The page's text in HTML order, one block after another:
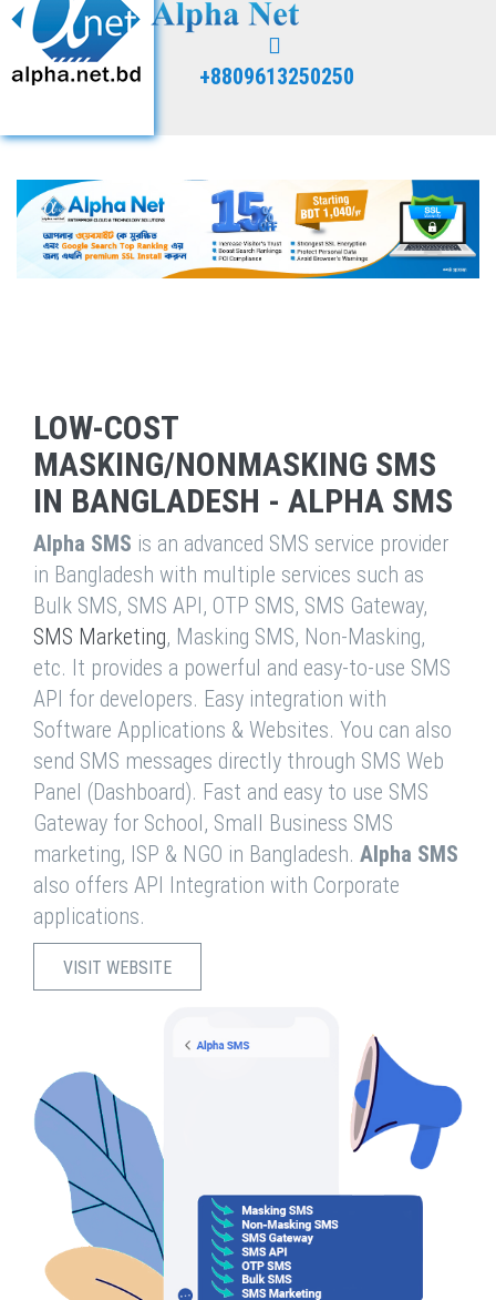
+8809613250250
LOW-COST
MASKING/NONMASKING SMS
IN BANGLADESH - ALPHA SMS
Alpha SMS is an advanced SMS service provider
in Bangladesh with multiple services such as
Bulk SMS, SMS API, OTP SMS, SMS Gateway,
SMS Marketing, Masking SMS, Non-Masking,
etc. It provides a powerful and easy-to-use SMS
API for developers. Easy integration with
Software Applications & Websites. You can also
send SMS messages directly through SMS Web
Panel (Dashboard). Fast and easy to use SMS
Gateway for School, Small Business SMS
marketing, ISP & NGO in Bangladesh. Alpha SMS
also offers API Integration with Corporate
applications.
VISIT WEBSITE